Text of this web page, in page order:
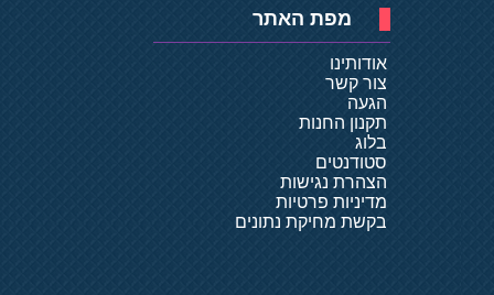
מפת האתר
אודותינו
צור קשר
הגעה
תקנון החנות
בלוג
סטודנטים
הצהרת נגישות
מדיניות פרטיות
בקשת מחיקת נתונים